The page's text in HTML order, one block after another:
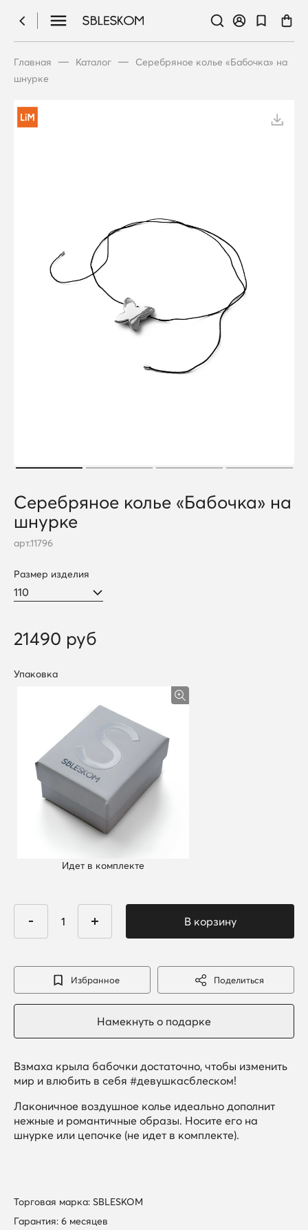
Главная — Каталог —
Серебряное колье «Бабочка» на
шнурке
Серебряное колье «Бабочка» на
шнурке
арт.11796
Размер изделия
21490 руб
Упаковка
Идет в комплекте
Избранное Поделиться
Взмаха крыла бабочки достаточно, чтобы изменить
мир и влюбить в себя #девушкасблеском!
Лаконичное воздушное колье идеально дополнит
нежные и романтичные образы. Носите его на
шнурке или цепочке (не идет в комплекте).
Торговая марка: SBLESKOM
Гарантия: 6 месяцев